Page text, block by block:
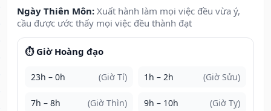
Ngày Thiên Môn: Xuất hành làm mọi việc đều vừa ý,
cầu được ước thấy mọi việc đều thành đạt
⏱️ Giờ Hoàng đạo
23h – 0h (Giờ Tí) 1h – 2h (Giờ Sửu)
7h – 8h (Giờ Thìn) 9h – 10h (Giờ Tỵ)